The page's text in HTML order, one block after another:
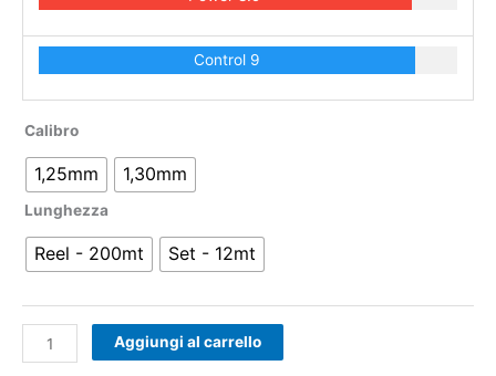
Control 9
Calibro
1,25mm 1,30mm
Lunghezza
Reel - 200mt Set - 12mt
Aggiungi al carrello